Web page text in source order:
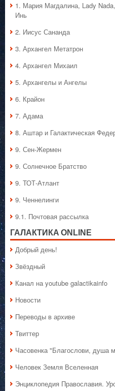
1. Мария Магдалина, Lady
Инь
2. Иисус Сананда
3. Архангел Метатрон
4. Архангел Михаил
5. Архангелы и Ангелы
6. Крайон
7. Адама
8. Аштар и Галактическая
9. Сен-Жермен
9. Солнечное Братство
9. ТОТ-Атлант
9. Ченнелинги
9.1. Почтовая рассылка
ГАЛАКТИКA ONLINE
Добрый день!
Звёздный
Канал на youtube galactikainfo
Новости
Переводы в архиве
Твиттер
Часовенка "Благослови, душа
Человек Земля Вселенная
Энциклопедия Православия.